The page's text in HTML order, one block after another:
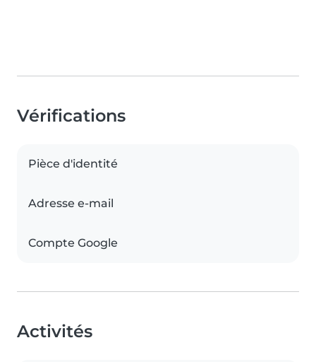
Vérifications
Pièce d'identité
Adresse e-mail
Compte Google
Activités